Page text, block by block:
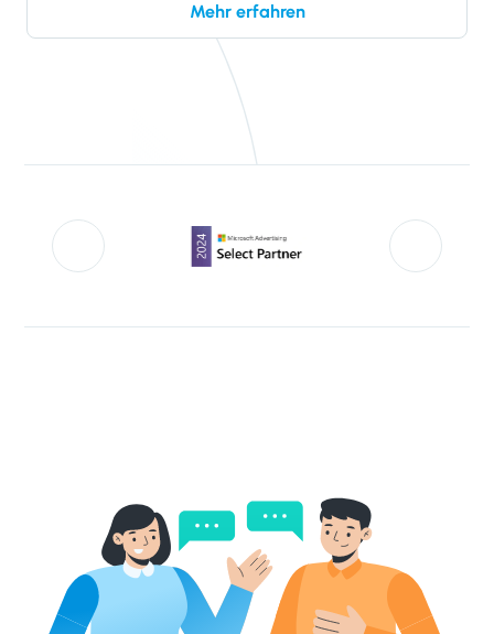
Mehr erfahren